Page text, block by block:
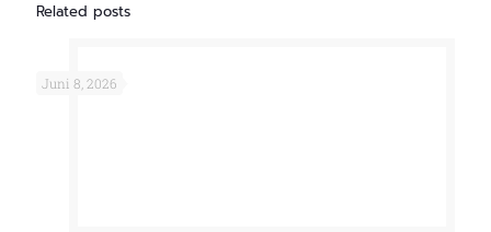
Related posts
Juni 8, 2026